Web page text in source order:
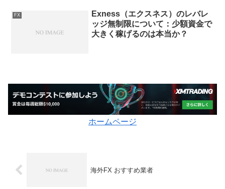
FX
Exness（エクスネス）のレバレ
ッジ無制限について：少額資金で
大きく稼げるのは本当か？
ホームページ
海外FX おすすめ業者